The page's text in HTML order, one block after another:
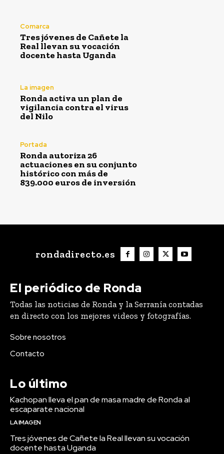
Comarca
Tres jóvenes de Cañete la
Real llevan su vocación
docente hasta Uganda
La imagen
Ronda activa un plan de
vigilancia contra el virus
del Nilo
Portada
Ronda autoriza 26
actuaciones en su conjunto
histórico con más de
839.000 euros de inversión
rondadirecto.es
El periódico de Ronda
Todas las noticias de Ronda y la Serranía contadas
en directo con los mejores videos y fotografías.
Sobre nosotros
Contacto
Lo último
Kachopan lleva el pan de masa madre de Ronda al
escaparate nacional
LA IMAGEN
Tres jóvenes de Cañete la Real llevan su vocación
docente hasta Uganda